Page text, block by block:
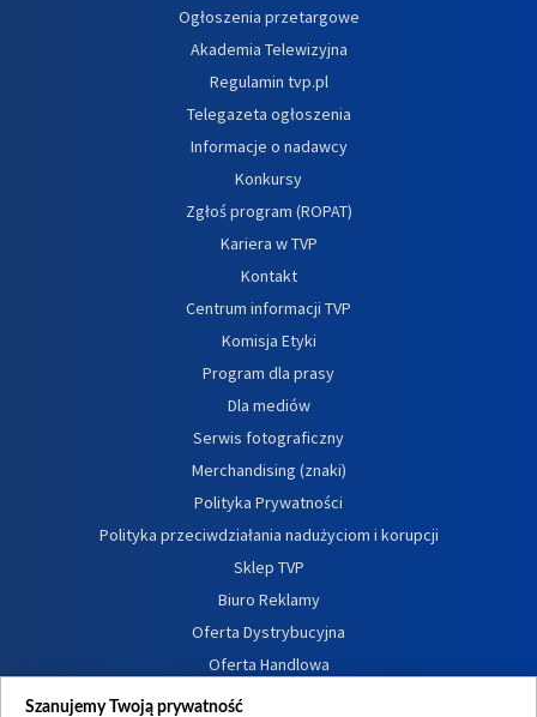
Ogłoszenia przetargowe
Akademia Telewizyjna
Regulamin tvp.pl
Telegazeta ogłoszenia
Informacje o nadawcy
Konkursy
Zgłoś program (ROPAT)
Kariera w TVP
Kontakt
Centrum informacji TVP
Komisja Etyki
Program dla prasy
Dla mediów
Serwis fotograficzny
Merchandising (znaki)
Polityka Prywatności
Polityka przeciwdziałania nadużyciom i korupcji
Sklep TVP
Biuro Reklamy
Oferta Dystrybucyjna
Oferta Handlowa
Dostępność
Szanujemy Twoją prywatność